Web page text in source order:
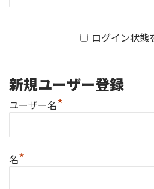
ログイン状態
新規ユーザー登録
ユーザー名*
名*